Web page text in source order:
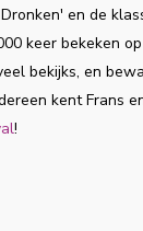
en de
keer bekeken
bekijks, en
kent Frans
!